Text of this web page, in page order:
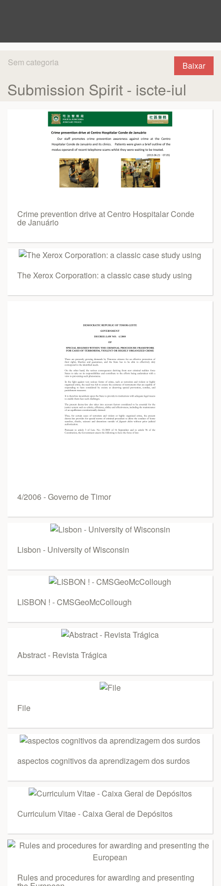
Baixar
Sem categoria
Submission Spirit - iscte-iul
Crime prevention drive at Centro Hospitalar Conde
de Januário
The Xerox Corporation: a classic case study using
4/2006 - Governo de Timor
Lisbon - University of Wisconsin
LISBON ! - CMSGeoMcCollough
Abstract - Revista Trágica
File
aspectos cognitivos da aprendizagem dos surdos
Curriculum Vitae - Caixa Geral de Depósitos
Rules and procedures for awarding and presenting